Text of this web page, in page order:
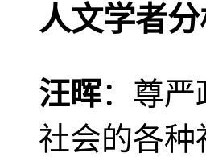
人文学者
汪晖：尊
社会的各